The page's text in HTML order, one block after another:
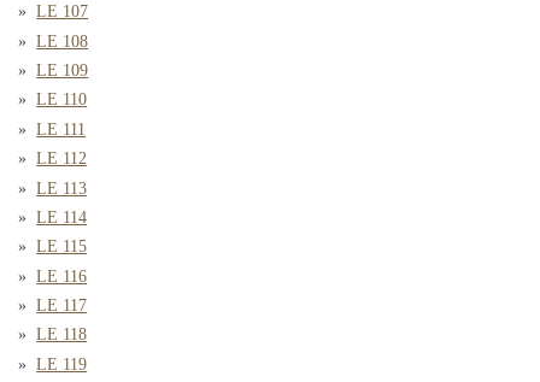
LE 107
LE 108
LE 109
LE 110
LE 111
LE 112
LE 113
LE 114
LE 115
LE 116
LE 117
LE 118
LE 119